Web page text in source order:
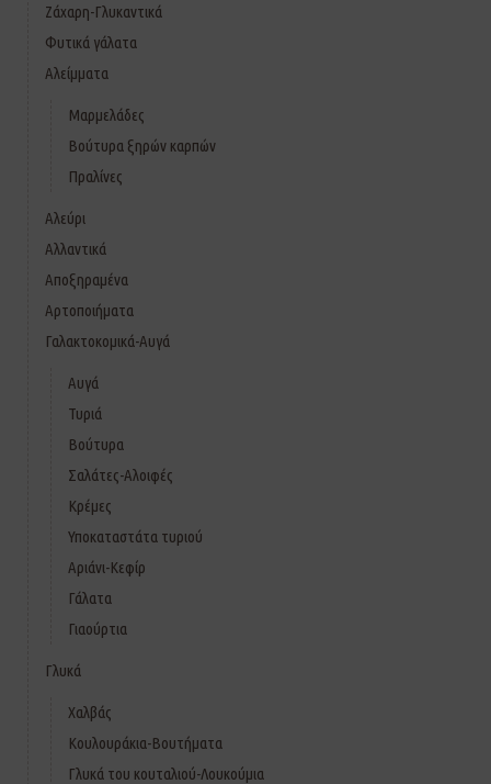
Ζάχαρη-Γλυκαντικά
Φυτικά γάλατα
Αλείμματα
Μαρμελάδες
Βούτυρα ξηρών καρπών
Πραλίνες
Αλεύρι
Αλλαντικά
Αποξηραμένα
Αρτοποιήματα
Γαλακτοκομικά-Αυγά
Αυγά
Τυριά
Βούτυρα
Σαλάτες-Αλοιφές
Κρέμες
Υποκαταστάτα τυριού
Αριάνι-Κεφίρ
Γάλατα
Γιαούρτια
Γλυκά
Χαλβάς
Κουλουράκια-Βουτήματα
Γλυκά του κουταλιού-Λουκούμια